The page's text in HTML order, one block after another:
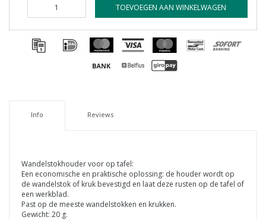
TOEVOEGEN AAN WINKELWAGEN
Info Reviews
Wandelstokhouder voor op tafel:
Een economische en praktische oplossing: de houder wordt op
de wandelstok of kruk bevestigd en laat deze rusten op de tafel of
een werkblad.
Past op de meeste wandelstokken en krukken.
Gewicht: 20 g.